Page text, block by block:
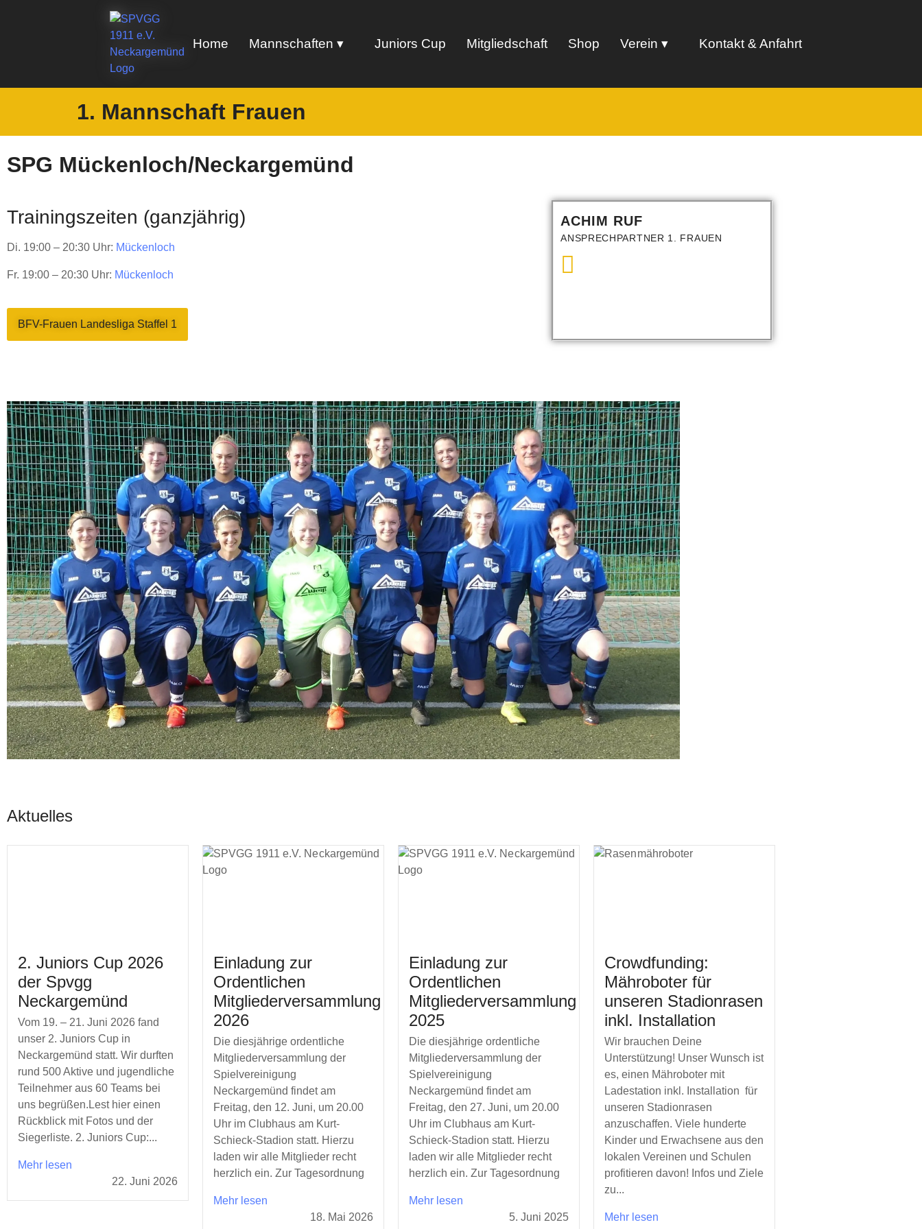
Home Mannschaften Juniors Cup Mitgliedschaft Shop Verein Kontakt & Anfahrt
1. Mannschaft Frauen
SPG Mückenloch/Neckargemünd
Trainingszeiten (ganzjährig)
Di. 19:00 – 20:30 Uhr: Mückenloch
Fr. 19:00 – 20:30 Uhr: Mückenloch
BFV-Frauen Landesliga Staffel 1
ACHIM RUF
ANSPRECHPARTNER 1. FRAUEN
Aktuelles
2. Juniors Cup 2026
der Spvgg
Neckargemünd
Vom 19. – 21. Juni 2026 fand
unser 2. Juniors Cup in
Neckargemünd statt. Wir durften
rund 500 Aktive und jugendliche
Teilnehmer aus 60 Teams bei
uns begrüßen.Lest hier einen
Rückblick mit Fotos und der
Siegerliste. 2. Juniors Cup:...
Mehr lesen
22. Juni 2026
Einladung zur
Ordentlichen
Mitgliederversammlung
2026
Die diesjährige ordentliche
Mitgliederversammlung der
Spielvereinigung
Neckargemünd findet am
Freitag, den 12. Juni, um 20.00
Uhr im Clubhaus am Kurt-
Schieck-Stadion statt. Hierzu
laden wir alle Mitglieder recht
herzlich ein. Zur Tagesordnung
Mehr lesen
18. Mai 2026
Einladung zur
Ordentlichen
Mitgliederversammlung
2025
Die diesjährige ordentliche
Mitgliederversammlung der
Spielvereinigung
Neckargemünd findet am
Freitag, den 27. Juni, um 20.00
Uhr im Clubhaus am Kurt-
Schieck-Stadion statt. Hierzu
laden wir alle Mitglieder recht
herzlich ein. Zur Tagesordnung
Mehr lesen
5. Juni 2025
Crowdfunding:
Mähroboter für
unseren Stadionrasen
inkl. Installation
Wir brauchen Deine
Unterstützung! Unser Wunsch ist
es, einen Mähroboter mit
Ladestation inkl. Installation für
unseren Stadionrasen
anzuschaffen. Viele hunderte
Kinder und Erwachsene aus den
lokalen Vereinen und Schulen
profitieren davon! Infos und Ziele
zu...
Mehr lesen